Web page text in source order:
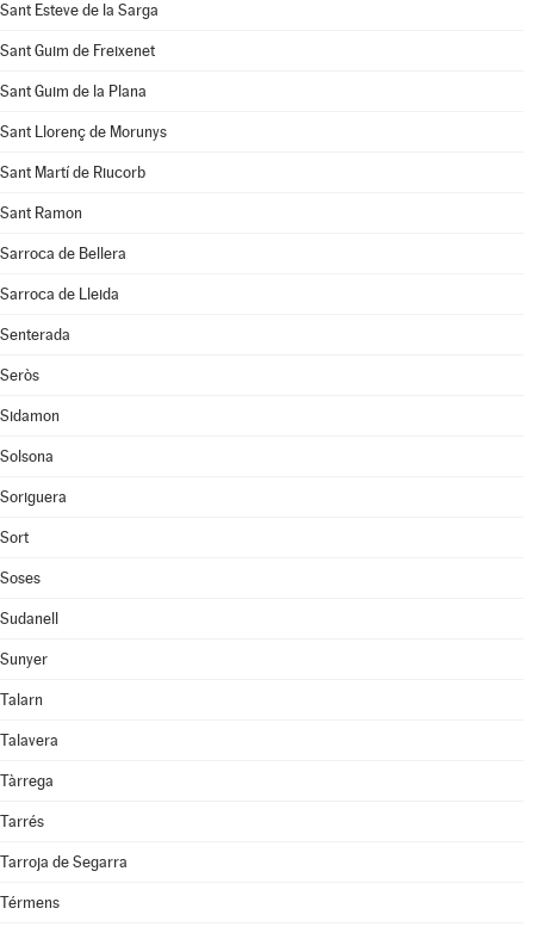
Sant Esteve de la Sarga
Sant Guim de Freixenet
Sant Guim de la Plana
Sant Llorenç de Morunys
Sant Martí de Riucorb
Sant Ramon
Sarroca de Bellera
Sarroca de Lleida
Senterada
Seròs
Sidamon
Solsona
Soriguera
Sort
Soses
Sudanell
Sunyer
Talarn
Talavera
Tàrrega
Tarrés
Tarroja de Segarra
Térmens